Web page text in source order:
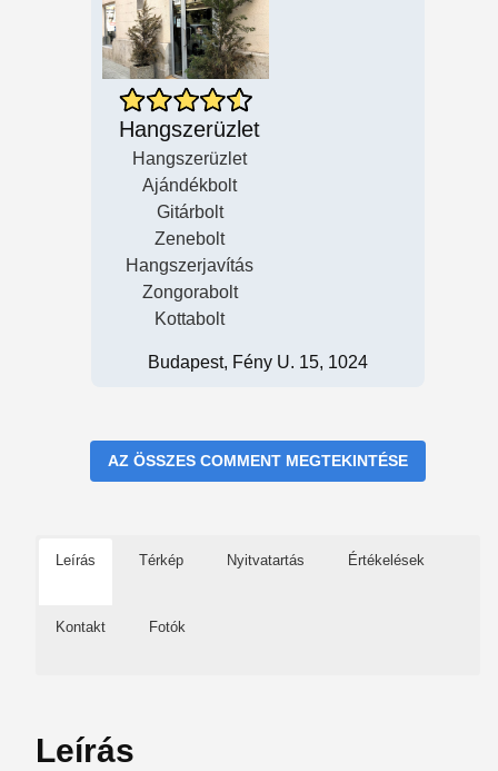
Hangszerüzlet
Hangszerüzlet
Ajándékbolt
Gitárbolt
Zenebolt
Hangszerjavítás
Zongorabolt
Kottabolt
Budapest, Fény U. 15, 1024
AZ ÖSSZES COMMENT MEGTEKINTÉSE
Leírás Térkép Nyitvatartás Értékelések
Kontakt Fotók
Leírás